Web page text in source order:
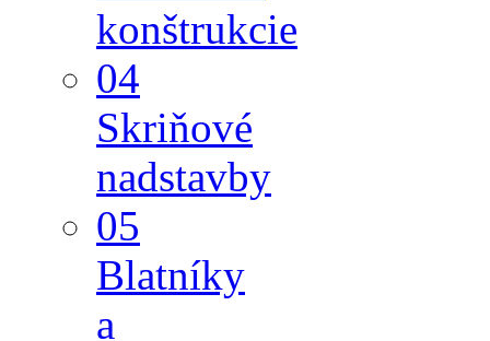
konštrukcie
04
Skriňové
nadstavby
05
Blatníky
a